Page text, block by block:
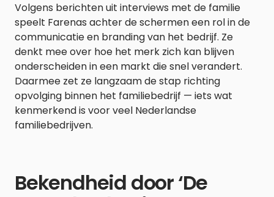
Volgens berichten uit interviews met de familie
speelt Farenas achter de schermen een rol in de
communicatie en branding van het bedrijf. Ze
denkt mee over hoe het merk zich kan blijven
onderscheiden in een markt die snel verandert.
Daarmee zet ze langzaam de stap richting
opvolging binnen het familiebedrijf — iets wat
kenmerkend is voor veel Nederlandse
familiebedrijven.
Bekendheid door ‘De